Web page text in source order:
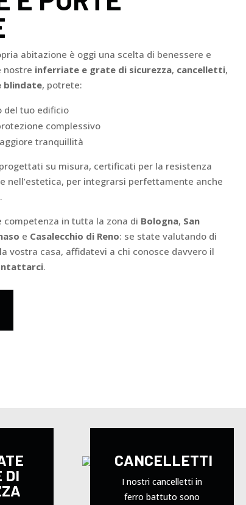
abitazione è oggi una scelta di benessere e
nostre inferriate e grate di sicurezza, cancelletti,
blindate, potrete:
del tuo edificio
complessivo
tranquillità
su misura, certificati per la resistenza
nell’estetica, per integrarsi perfettamente anche
competenza in tutta la zona di Bologna, San
e Casalecchio di Reno: se state valutando di
vostra casa, affidatevi a chi conosce davvero il
.
DI
CANCELLETTI
I nostri cancelletti in
ferro battuto sono